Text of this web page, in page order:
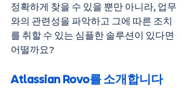
정확하게 찾을 수 있을 뿐만 아니라, 업무
와의 관련성을 파악하고 그에 따른 조치
를 취할 수 있는 심플한 솔루션이 있다면
어떨까요?
Atlassian Rovo를 소개합니다